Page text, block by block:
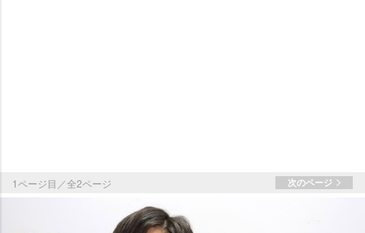
1ページ目／全2ページ 次のページ